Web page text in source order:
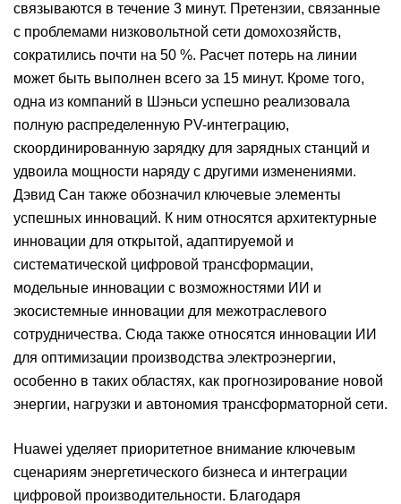
связываются в течение 3 минут. Претензии, связанные
с проблемами низковольтной сети домохозяйств,
сократились почти на 50 %. Расчет потерь на линии
может быть выполнен всего за 15 минут. Кроме того,
одна из компаний в Шэньси успешно реализовала
полную распределенную PV-интеграцию,
скоординированную зарядку для зарядных станций и
удвоила мощности наряду с другими изменениями.
Дэвид Сан также обозначил ключевые элементы
успешных инноваций. К ним относятся архитектурные
инновации для открытой, адаптируемой и
систематической цифровой трансформации,
модельные инновации с возможностями ИИ и
экосистемные инновации для межотраслевого
сотрудничества. Сюда также относятся инновации ИИ
для оптимизации производства электроэнергии,
особенно в таких областях, как прогнозирование новой
энергии, нагрузки и автономия трансформаторной сети.
Huawei уделяет приоритетное внимание ключевым
сценариям энергетического бизнеса и интеграции
цифровой производительности. Благодаря